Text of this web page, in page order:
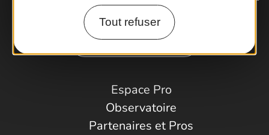
Tout refuser
Comment venir ?
Espace Pro
Observatoire
Partenaires et Pros